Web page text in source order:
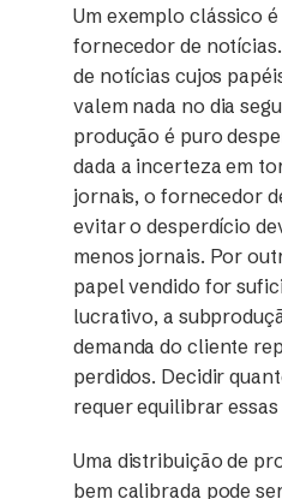
Um exemplo clássico
fornecedor de
de notícias cujos
valem nada no dia
produção é puro
dada a incerteza em
jornais, o fornecedor
evitar o desperdício
menos jornais. Por
papel vendido for
lucrativo, a
demanda do cliente
perdidos. Decidir
requer equilibrar
Uma distribuição de
bem calibrada pode